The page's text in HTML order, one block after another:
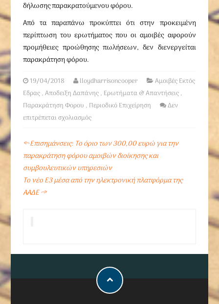
δήλωσης παρακρατούμενου φόρου.
Από τα παραπάνω προκύπτει ότι στην προκειμένη
περίπτωση του ερωτήματος που οι αμοιβές αφορούν
προμήθειες προώθησης πωλήσεων, δεν διενεργείται
παρακράτηση φόρου.
19/04/2018 lloydharrisoncooper
Αμοιβές Εκτός
Εδρας,Αποδειξη Δαπάνης, Ερωτήματα & Απαντήσεις,
Παρακράτηση Φορου , Περιοδικό Επιχείρηση
Δεν
επιτρέπεται σχολιασμός
←Επισημάνσεις: Το όριο των 300,00 ευρώ για την
παρακράτηση φόρου αμοιβών διοίκησης και
συμβουλευτικών υπηρεσιών
Το νέο Ε3 μέσα από την ηλεκτρονική πλατφόρμα της
ΑΑΔΕ→